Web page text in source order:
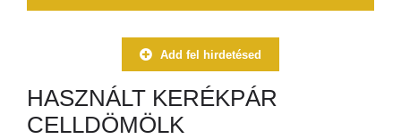
Add fel hirdetésed
HASZNÁLT KERÉKPÁR
CELLDÖMÖLK